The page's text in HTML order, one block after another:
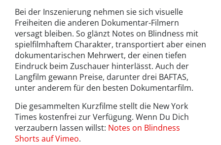
Bei der Inszenierung nehmen sie sich visuelle
Freiheiten die anderen Dokumentar-Filmern
versagt bleiben. So glänzt Notes on Blindness mit
spielfilmhaftem Charakter, transportiert aber einen
dokumentarischen Mehrwert, der einen tiefen
Eindruck beim Zuschauer hinterlässt. Auch der
Langfilm gewann Preise, darunter drei BAFTAS,
unter anderem für den besten Dokumentarfilm.
Die gesammelten Kurzfilme stellt die New York
Times kostenfrei zur Verfügung. Wenn Du Dich
verzaubern lassen willst: Notes on Blindness
Shorts auf Vimeo.